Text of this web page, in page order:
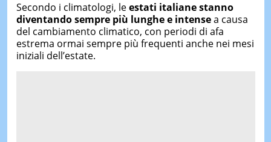
Secondo i climatologi, leestati italiane stanno
diventando sempre più lunghe e intensea causa
del cambiamento climatico, con periodi di afa
estrema ormai sempre più frequenti anche nei mesi
iniziali dell’estate.